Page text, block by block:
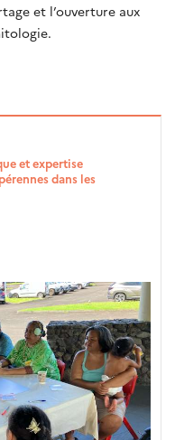
et l’ouverture aux
et expertise
dans les